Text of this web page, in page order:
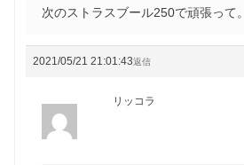
次のストラスブール250で頑張って。
2021/05/21 21:01:43返信
リッコラ